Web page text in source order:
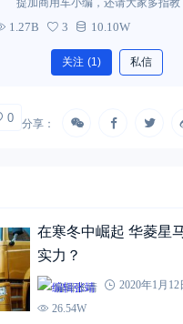
1.27B 3 10.10W
关注 (1) 私信
0 分享：
在寒冬中崛起 华菱星
实力？
编辑张靖 2020年1月12
26.54W